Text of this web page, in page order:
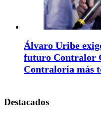
Álvaro Uribe
futuro Contralor
Contraloría más
Destacados